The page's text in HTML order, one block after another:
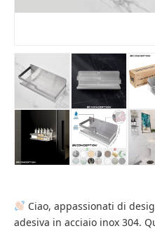
Ciao, appassionati di
adesiva in acciaio inox 304.